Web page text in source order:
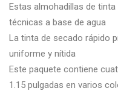
Estas almohadillas de
técnicas a base de agua
La tinta de secado rápido
uniforme y nítida
Este paquete contiene
1.15 pulgadas en varios